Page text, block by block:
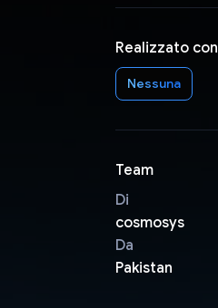
Realizzato con
Nessuna
Team
Di
cosmosys
Da
Pakistan